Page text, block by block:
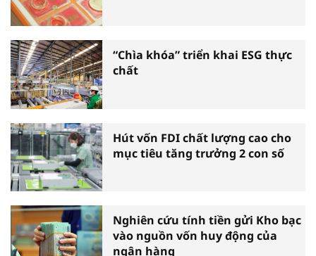
“Chìa khóa” triển khai ESG thực
chất
Hút vốn FDI chất lượng cao cho
mục tiêu tăng trưởng 2 con số
Nghiên cứu tính tiền gửi Kho bạc
vào nguồn vốn huy động của
ngân hàng